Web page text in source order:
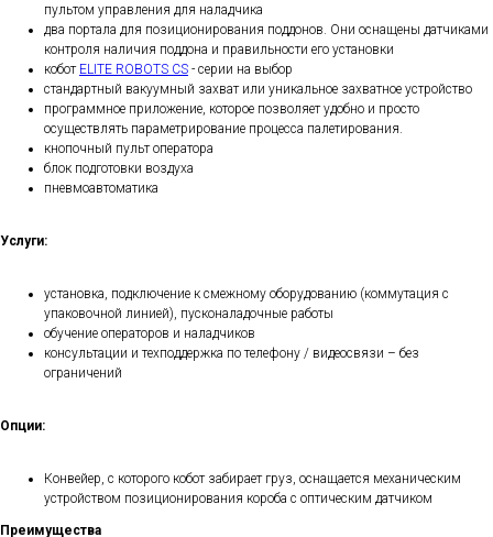
пультом управления для наладчика
два портала для позиционирования поддонов. Они оснащены датчиками
контроля наличия поддона и правильности его установки
кобот ELITE ROBOTS CS - серии на выбор
стандартный вакуумный захват или уникальное захватное устройство
программное приложение, которое позволяет удобно и просто
осуществлять параметрирование процесса палетирования.
кнопочный пульт оператора
блок подготовки воздуха
пневмоавтоматика
Услуги:
установка, подключение к смежному оборудованию (коммутация с
упаковочной линией), пусконаладочные работы
обучение операторов и наладчиков
консультации и техподдержка по телефону / видеосвязи – без
ограничений
Опции:
Конвейер, с которого кобот забирает груз, оснащается механическим
устройством позиционирования короба с оптическим датчиком
Преимущества